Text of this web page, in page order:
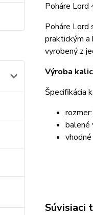
Poháre Lord
Poháre Lord
praktickým a
vyrobený z
Výroba
Špecifikácia
balené
Súvisiaci